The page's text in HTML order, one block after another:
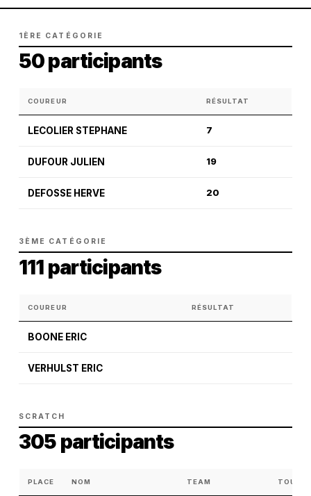
1ÈRE CATÉGORIE
50 participants
COUREUR RÉSULTAT
LECOLIER STEPHANE 7
DUFOUR JULIEN 19
DEFOSSE HERVE 20
3ÈME CATÉGORIE
111 participants
COUREUR RÉSULTAT
BOONE ERIC
VERHULST ERIC
SCRATCH
305 participants
PLACE NOM TEAM TOURS